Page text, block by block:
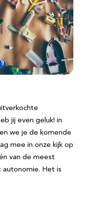
jij even geluk! in
we je de komende
mee in onze kijk op
van de meest
autonomie. Het is